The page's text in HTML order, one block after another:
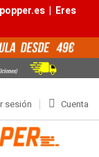
| Eres
Cuenta
sesión